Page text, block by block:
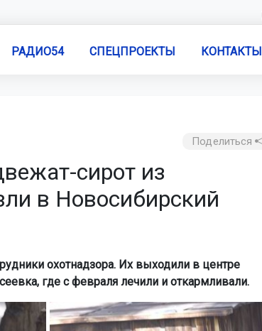
РАДИО54 СПЕЦПРОЕКТЫ КОНТАКТЫ
Поделиться
сирот из
в Новосибирский
охотнадзора. Их выходили в центре
где с февраля лечили и откармливали.